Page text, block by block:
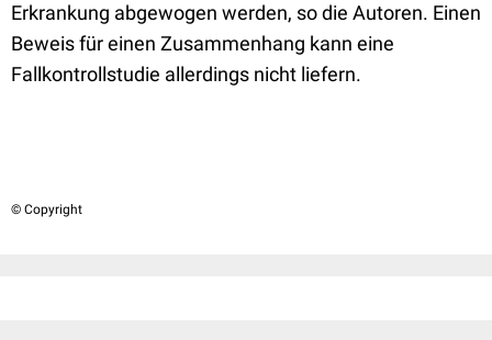
Erkrankung abgewogen werden, so die Autoren. Einen
Beweis für einen Zusammenhang kann eine
Fallkontrollstudie allerdings nicht liefern.
© Copyright